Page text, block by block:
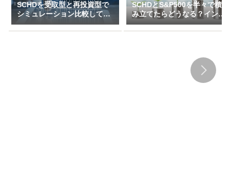
SCHDを受取型と再投資型で
シミュレーション比較してみ
た（一括＆特定口座で3万～
10万積立）
SCHDとS&P500を半々で積
み立てたらどうなる？インデ
ックス×高配当のハイブリッ
ド投資戦略